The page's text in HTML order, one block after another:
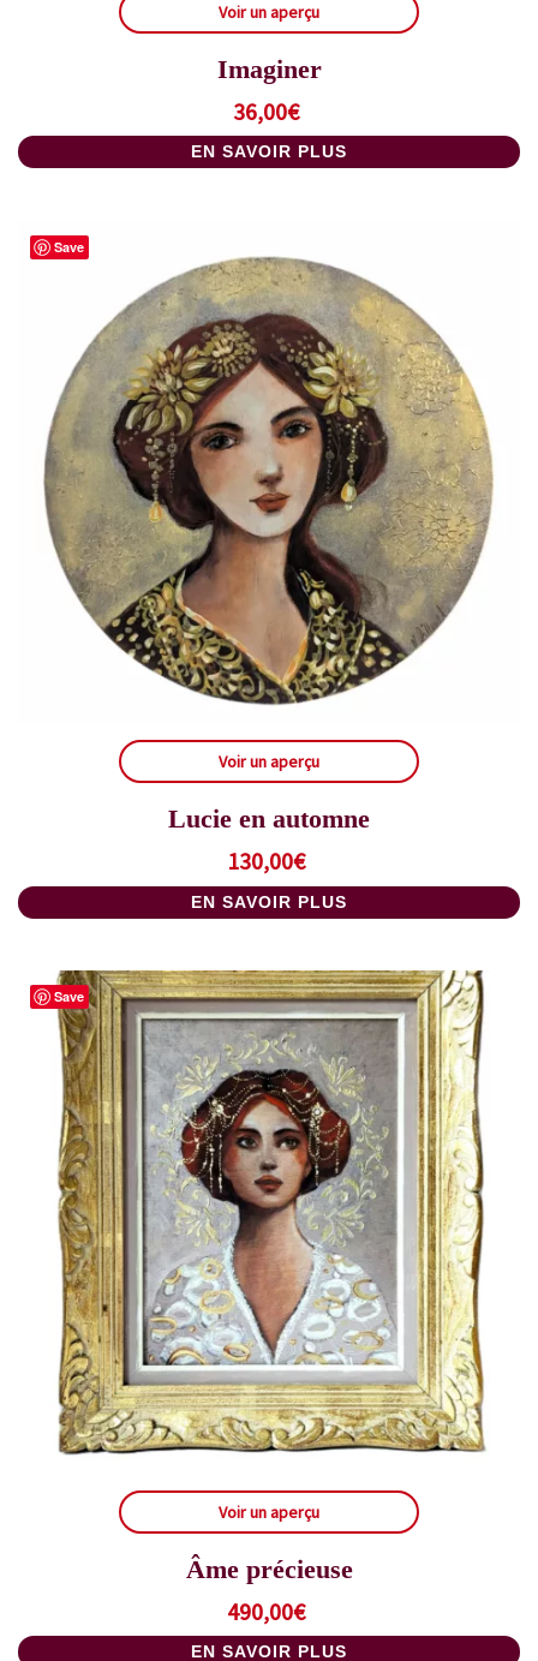
Voir un aperçu
Imaginer
36,00€
EN SAVOIR PLUS
Save
Voir un aperçu
Lucie en automne
130,00€
EN SAVOIR PLUS
Save
Voir un aperçu
Âme précieuse
490,00€
EN SAVOIR PLUS